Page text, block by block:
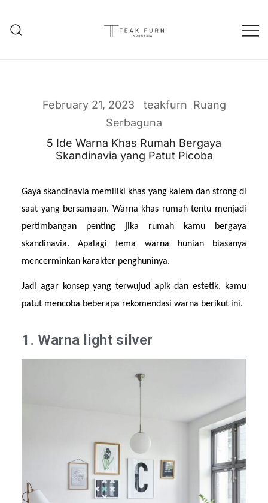
February 21, 2023 teakfurn Ruang
Serbaguna
5 Ide Warna Khas Rumah Bergaya
Skandinavia yang Patut Picoba
Gaya skandinavia memiliki khas yang kalem dan strong di
saat yang bersamaan. Warna khas rumah tentu menjadi
pertimbangan penting jika rumah kamu bergaya
skandinavia. Apalagi tema warna hunian biasanya
mencerminkan karakter penghuninya.
Jadi agar konsep yang terwujud apik dan estetik, kamu
patut mencoba beberapa rekomendasi warna berikut ini.
1. Warna light silver